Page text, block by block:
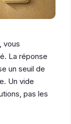
vous
La réponse
un seuil de
Un vide
pas les